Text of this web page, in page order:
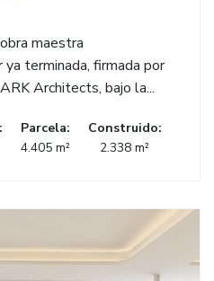
maestra
terminada, firmada por
Architects, bajo la...
Parcela:
4.405 m²
Construido:
2.338 m²